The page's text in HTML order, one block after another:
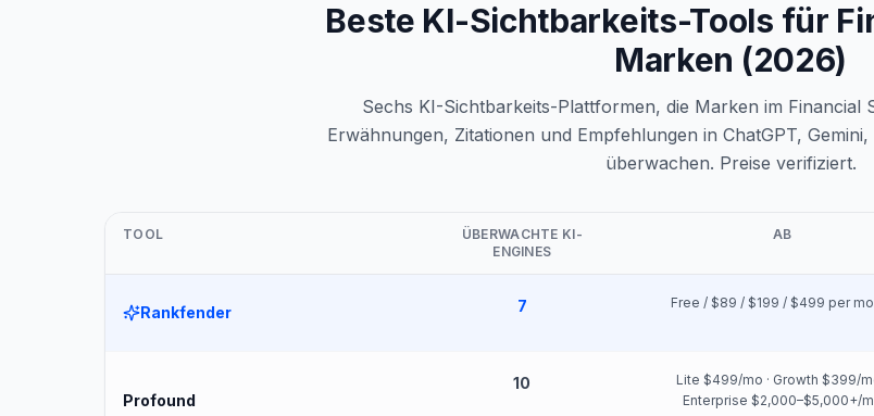
Beste KI-Sichtbarkeits-Tools für
Marken (2026)
Sechs KI-Sichtbarkeits-Plattformen, die Marken im Financial
Erwähnungen, Zitationen und Empfehlungen in ChatGPT,
überwachen. Preise verifiziert.
TOOL
ÜBERWACHTE KI-
ENGINES
AB
Rankfender 7 Free / $89 / $199 / $499 per
Profound
10
Lite $499/mo · Growth $399/
Enterprise $2,000–$5,000+/